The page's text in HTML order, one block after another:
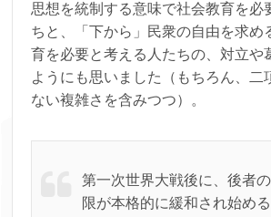
思想を統制する意味で社会教育を必
ちと、「下から」民衆の自由を求め
育を必要と考える人たちの、対立や
ようにも思いました（もちろん、二
ない複雑さを含みつつ）。
第一次世界大戦後に、後者
限が本格的に緩和され始め